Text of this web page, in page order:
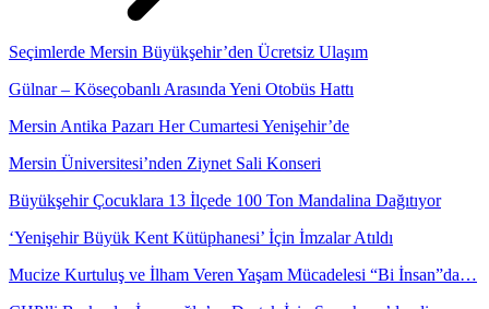
Seçimlerde Mersin Büyükşehir’den Ücretsiz Ulaşım
Gülnar – Köseçobanlı Arasında Yeni Otobüs Hattı
Mersin Antika Pazarı Her Cumartesi Yenişehir’de
Mersin Üniversitesi’nden Ziynet Sali Konseri
Büyükşehir Çocuklara 13 İlçede 100 Ton Mandalina Dağıtıyor
‘Yenişehir Büyük Kent Kütüphanesi’ İçin İmzalar Atıldı
Mucize Kurtuluş ve İlham Veren Yaşam Mücadelesi “Bi İnsan”da…